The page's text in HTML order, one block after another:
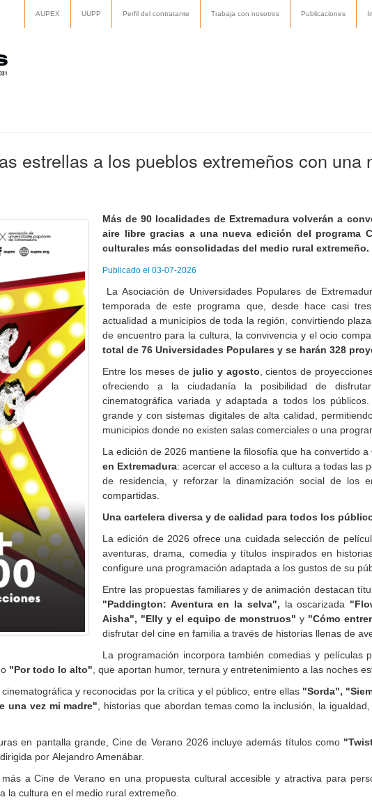
AUPEX UUPP Perfil del contratante Trabaja con nosotros Publicaciones
estrellas a los pueblos extremeños con una
Más de 90 localidades de Extremadura volverán a
aire libre gracias a una nueva edición del programa
culturales más consolidadas del medio rural extremeño.
Publicado el 03-07-2026
La Asociación de Universidades Populares de
temporada de este programa que, desde hace casi
actualidad a municipios de toda la región, convirtiendo
de encuentro para la cultura, la convivencia y el ocio
total de 76 Universidades Populares y se harán 328
Entre los meses de julio y agosto , cientos de
ofreciendo a la ciudadanía la posibilidad de
cinematográfica variada y adaptada a todos los
grande y con sistemas digitales de alta calidad,
municipios donde no existen salas comerciales o una
La edición de 2026 mantiene la filosofía que ha convertido a
en Extremadura: acercar el acceso a la cultura a todas las
de residencia, y reforzar la dinamización social de los
compartidas.
Una cartelera diversa y de calidad para todos los
La edición de 2026 ofrece una cuidada selección de
aventuras, drama, comedia y títulos inspirados en
configure una programación adaptada a los gustos de su
Entre las propuestas familiares y de animación destacan
"Paddington: Aventura en la selva", la oscarizada
Aisha", "Elly y el equipo de monstruos" y "Cómo
disfrutar del cine en familia a través de historias llenas de
La programación incorpora también comedias y películas
o "Por todo lo alto" , que aportan humor, ternura y entretenimiento a las noches
y reconocidas por la crítica y el público, entre ellas "Sorda",
una vez mi madre" , historias que abordan temas como la inclusión, la
en pantalla grande, Cine de Verano 2026 incluye además títulos como
, dirigida por Alejandro Amenábar.
a Cine de Verano en una propuesta cultural accesible y atractiva para
la cultura en el medio rural extremeño.